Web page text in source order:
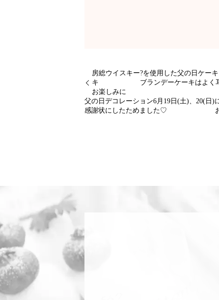
房総ウイスキー?を使用した父の日
キ ブランデーケーキはよく耳に
お楽しみに
父の日デコレーション6月19日(土)、
感謝状にしたためました♡ お